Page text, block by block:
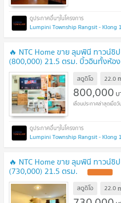
Lumpini Township Rangsit -
🔥 NTC Home ขาย ลุมพินี ทาวน์
(800,000) 21.5 ตรม. บิ้วอินทั้งห้อ
สตูดิโอ 22.0
800,000
Lumpini Township Rangsit -
🔥 NTC Home ขาย ลุมพินี ทาวน์
(730,000) 21.5 ตรม.
สตูดิโอ 22.0